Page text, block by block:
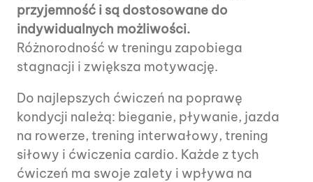
przyjemność i są dostosowane do
indywidualnych możliwości.
Różnorodność w treningu zapobiega
stagnacji i zwiększa motywację.
Do najlepszych ćwiczeń na poprawę
kondycji należą: bieganie, pływanie, jazda
na rowerze, trening interwałowy, trening
siłowy i ćwiczenia cardio. Każde z tych
ćwiczeń ma swoje zalety i wpływa na